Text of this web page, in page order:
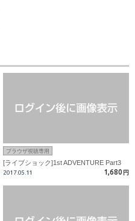
ブラウザ視聴専用
[ライブショック]1st ADVENTURE Part3
2017.05.11 1,680 円